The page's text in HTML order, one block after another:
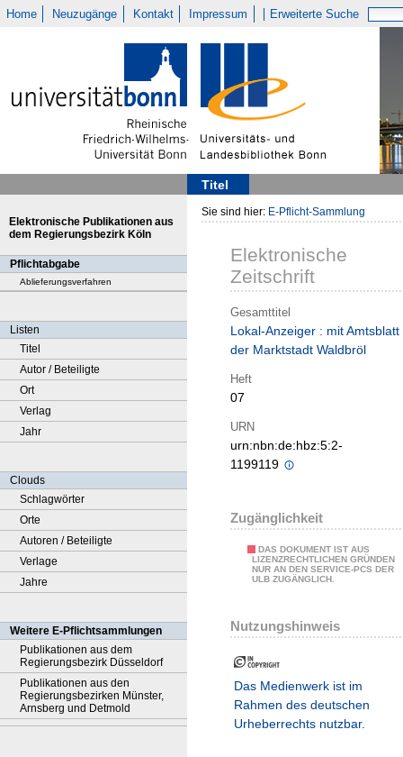
Home Neuzugänge Kontakt Impressum Erweiterte Suche
Titel
Elektronische Publikationen aus
dem Regierungsbezirk Köln
Pflichtabgabe
Ablieferungsverfahren
Listen
Titel
Autor / Beteiligte
Ort
Verlag
Jahr
Clouds
Schlagwörter
Orte
Autoren / Beteiligte
Verlage
Jahre
Weitere E-Pflichtsammlungen
Publikationen aus dem
Regierungsbezirk Düsseldorf
Publikationen aus den
Regierungsbezirken Münster,
Arnsberg und Detmold
Sie sind hier: E-Pflicht-Sammlung
Elektronische
Zeitschrift
Gesamttitel
Lokal-Anzeiger : mit Amtsblatt
der Marktstadt Waldbröl
Heft
07
URN
urn:nbn:de:hbz:5:2-
1199119
Zugänglichkeit
DAS DOKUMENT IST AUS
LIZENZRECHTLICHEN GRÜNDEN
NUR AN DEN SERVICE-PCS DER
ULB ZUGÄNGLICH.
Nutzungshinweis
Das Medienwerk ist im
Rahmen des deutschen
Urheberrechts nutzbar.